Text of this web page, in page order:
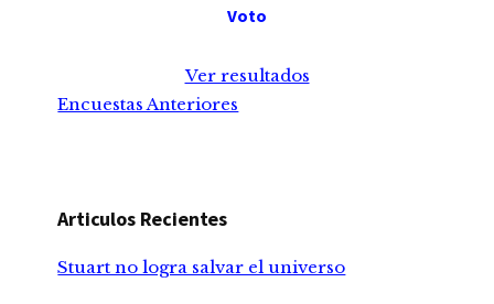
Ver resultados
Encuestas Anteriores
Articulos Recientes
Stuart no logra salvar el universo